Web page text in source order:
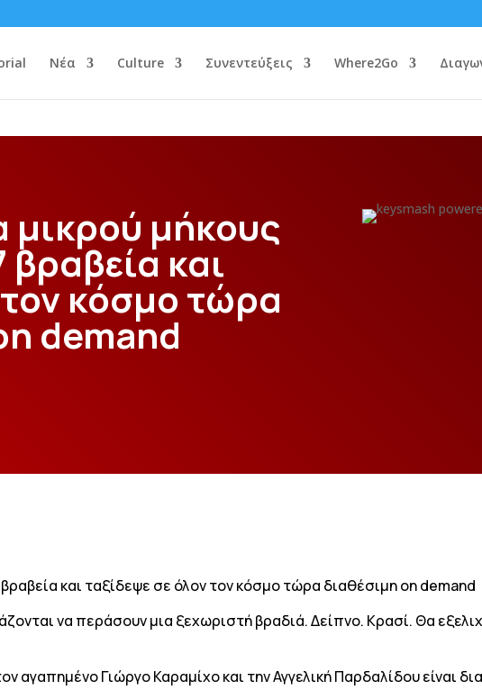
Νέα Culture Συνεντεύξεις Where2Go
μικρού μήκους
βραβεία και
κόσμο τώρα
demand
και ταξίδεψε σε όλον τον κόσμο τώρα διαθέσιμη on demand
να περάσουν μια ξεχωριστή βραδιά. Δείπνο. Κρασί. Θα
Γιώργο Καραμίχο και την Αγγελική Παρδαλίδου είναι